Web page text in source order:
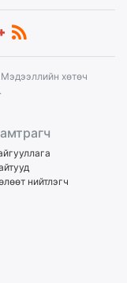
хөтөч
нийтлэгч